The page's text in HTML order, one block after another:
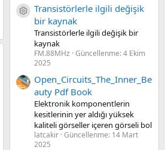
Kaynak ikon/amblem
Transistörlerle ilgili değişik
bir kaynak
Transistörlerle ilgili değişik bir
kaynak
FM.88MHz Güncellenme:4 Ekim
2025
Open_Circuits_The_Inner_Be
auty Pdf Book
Elektronik komponentlerin
kesitlerinin yer aldığı yüksek
kaliteli görseller içeren görseli bol
latcakir Güncellenme: 14 Mart
2025